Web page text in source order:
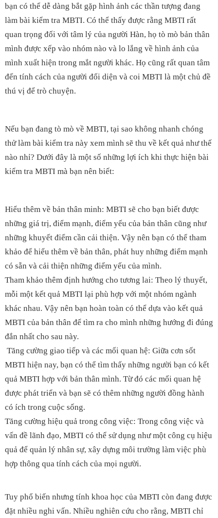
bạn có thể dễ dàng bắt gặp hình ảnh các thần tượng đang
làm bài kiểm tra MBTI. Có thể thấy được rằng MBTI rất
quan trọng đối với tâm lý của người Hàn, họ tò mò bản thân
mình được xếp vào nhóm nào và lo lắng về hình ảnh của
mình xuất hiện trong mắt người khác. Họ cũng rất quan tâm
đến tính cách của người đối diện và coi MBTI là một chủ đề
thú vị để trò chuyện.
Nếu bạn đang tò mò về MBTI, tại sao không nhanh chóng
thử làm bài kiểm tra này xem mình sẽ thu về kết quả như thế
nào nhỉ? Dưới đây là một số những lợi ích khi thực hiện bài
kiểm tra MBTI mà bạn nên biết:
Hiểu thêm về bản thân minh: MBTI sẽ cho bạn biết được
những giá trị, điểm mạnh, điểm yếu của bản thân cũng như
những khuyết điểm cần cải thiện. Vậy nên bạn có thể tham
khảo để hiểu thêm về bản thân, phát huy những điểm mạnh
có sẵn và cải thiện những điểm yếu của mình.
Tham khảo thêm định hướng cho tương lai: Theo lý thuyết,
mỗi một kết quả MBTI lại phù hợp với một nhóm ngành
khác nhau. Vậy nên bạn hoàn toàn có thể dựa vào kết quả
MBTI của bản thân để tìm ra cho mình những hướng đi đúng
đắn nhất cho sau này.
Tăng cường giao tiếp và các mối quan hệ: Giữa cơn sốt
MBTI hiện nay, bạn có thể tìm thấy những người bạn có kết
quả MBTI hợp với bản thân mình. Từ đó các mối quan hệ
được phát triển và bạn sẽ có thêm những người đồng hành
có ích trong cuộc sống.
Tăng cường hiệu quả trong công việc: Trong công việc và
vấn đề lãnh đạo, MBTI có thể sử dụng như một công cụ hiệu
quả để quản lý nhân sự, xây dựng môi trường làm việc phù
hợp thông qua tính cách của mọi người.
Tuy phổ biến nhưng tính khoa học của MBTI còn đang được
đặt nhiều nghi vấn. Nhiều nghiên cứu cho rằng, MBTI chỉ